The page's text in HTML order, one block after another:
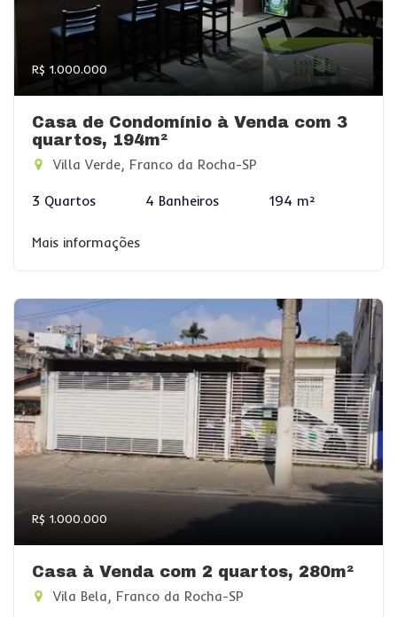
R$ 1.000.000
Casa de Condomínio à Venda com 3
quartos, 194m²
Villa Verde, Franco da Rocha-SP
3 Quartos 4 Banheiros 194 m²
Mais informações
R$ 1.000.000
Casa à Venda com 2 quartos, 280m²
Vila Bela, Franco da Rocha-SP